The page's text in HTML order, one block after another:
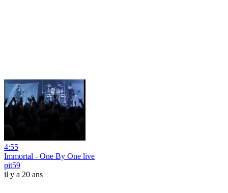
4:55
Immortal - One By One live
pit59
il y a 20 ans